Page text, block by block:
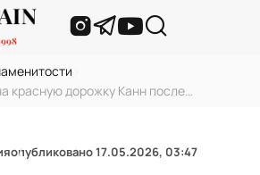
красную дорожку Канн после
опубликовано17.05.2026, 03:47